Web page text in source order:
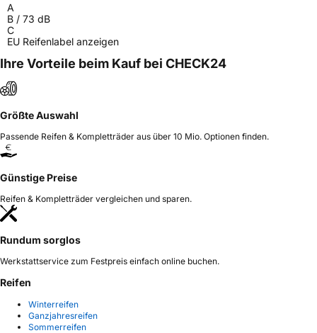
A
B / 73 dB
C
EU Reifenlabel anzeigen
Ihre Vorteile beim Kauf bei CHECK24
Größte Auswahl
Passende Reifen & Kompletträder aus über 10 Mio. Optionen finden.
Günstige Preise
Reifen & Kompletträder vergleichen und sparen.
Rundum sorglos
Werkstattservice zum Festpreis einfach online buchen.
Reifen
Winterreifen
Ganzjahresreifen
Sommerreifen